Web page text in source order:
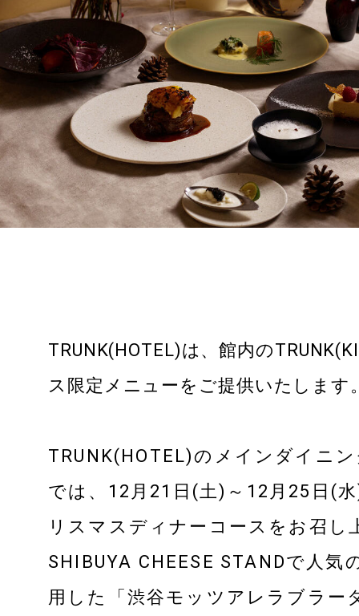
インフォメーション
コンセプト
TRUNK（STORE）
TRUNK（ONLINE
会場レンタル
お問い合わせ
ABOUT US
トランクホテルについて
PROLOGUE
CONCEPT
コンセプト
TOKYO DESIGN
東京デザイン
THE HISTORY OF ONDEN
穏田の歴史
SHIBUYA
OUR PARTNER
パートナー
DONATION
AWARDS
TOPICS
TRUNK(HOTEL)は、館内の
ス限定メニューをご提供いたします
TRUNK(HOTEL)のメインダイニ
では、12月21日(土)～12月25日(
リスマスディナーコースをお召し
SHIBUYA CHEESE STANDで人気
用した「渋谷モッツアレラブラー